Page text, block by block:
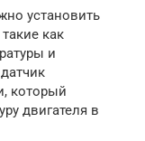
установить
как
и
который
двигателя в